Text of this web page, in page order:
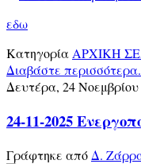
εδω
ΚατηγορίαΑΡΧΙΚΗ
Διαβάστε
Δευτέρα, 24 Νοεμβρίου
24-11-2025
Γράφτηκε από Δ.